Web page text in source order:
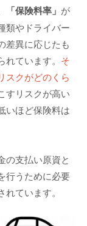
「保険料率」 が
類やドライバー
差異に応じたも
ています。 そ
スクがどのくら
すリスクが高い
いほど保険料は
の支払い原資と
行うために必要
ています。